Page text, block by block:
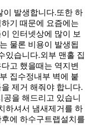
이 발생합니다.또한 하
기 때문에 요즘에는
인터넷상에 많이 보
물론 비용이 발생됩
있습니다.외부 맨홀 집
고 했을때는 역지변
집수정내부 벽에 붙
제거 해줘야 합니다.
을 해드리고 있습니
하셔서 냄새제거를 하
에 하수구트랩설치를